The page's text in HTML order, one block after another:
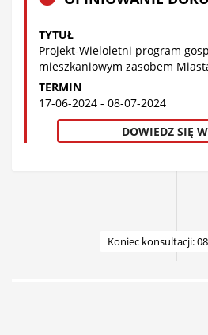
TYTUŁ
Projekt-Wieloletni program
mieszkaniowym zasobem
TERMIN
17-06-2024 - 08-07-2024
DOWIEDZ SIĘ
Koniec konsultacji: